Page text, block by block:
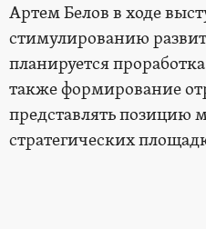
Артем Белов в ходе
стимулированию
планируется
также формирование
представлять позицию
стратегических